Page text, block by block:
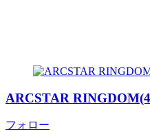
ARCSTAR
フォロー